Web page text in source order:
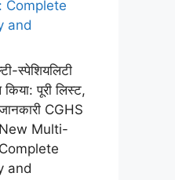
Complete
and
स्पेशियलिटी
पूरी लिस्ट,
CGHS
Multi-
and